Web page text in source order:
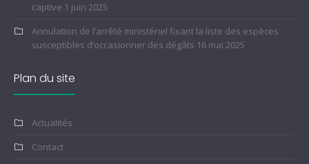
captive 1 juin 2025
Annulation de l’arrêté ministériel fixant la liste des espèces
susceptibles d’occasionner des dégâts 16 mai 2025
Plan du site
Actualités
Contact